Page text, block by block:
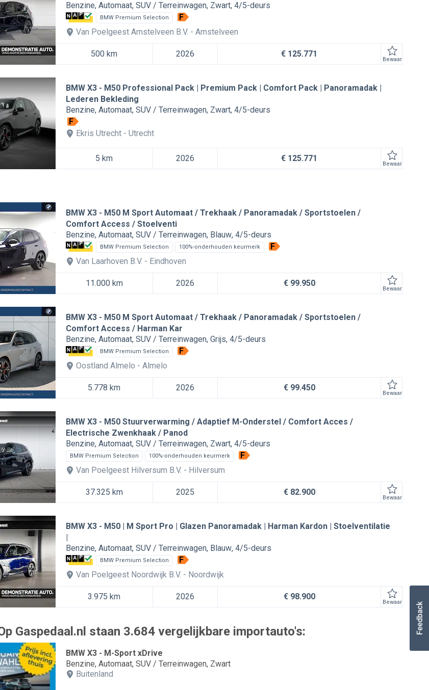
Benzine Automaat SUV / Terreinwagen Zwart 4/5-deurs
BMW Premium Selection
F
Van Poelgeest Amstelveen B.V.
Amstelveen
500 km 2026 € 125.771
Bewaar
BMW X3
M50 Professional Pack | Premium Pack | Comfort Pack | Panoramadak |
Lederen Bekleding
Benzine Automaat SUV / Terreinwagen Zwart 4/5-deurs
F
Ekris Utrecht
Utrecht
5 km 2026 € 125.771
Bewaar
BMW X3
M50 M Sport Automaat / Trekhaak / Panoramadak / Sportstoelen /
Comfort Access / Stoelventi
Benzine Automaat SUV / Terreinwagen Blauw 4/5-deurs
BMW Premium Selection 100%-onderhouden keurmerk
F
Van Laarhoven B.V.
Eindhoven
11.000 km 2026 € 99.950
Bewaar
BMW X3
M50 M Sport Automaat / Trekhaak / Panoramadak / Sportstoelen /
Comfort Access / Harman Kar
Benzine Automaat SUV / Terreinwagen Grijs 4/5-deurs
BMW Premium Selection
F
Oostland Almelo
Almelo
5.778 km 2026 € 99.450
Bewaar
BMW X3
M50 Stuurverwarming / Adaptief M-Onderstel / Comfort Acces /
Electrische Zwenkhaak / Panod
Benzine Automaat SUV / Terreinwagen Zwart 4/5-deurs
BMW Premium Selection 100%-onderhouden keurmerk
F
Van Poelgeest Hilversum B.V.
Hilversum
37.325 km 2025 € 82.900
Bewaar
BMW X3
M50 | M Sport Pro | Glazen Panoramadak | Harman Kardon | Stoelventilatie
|
Benzine Automaat SUV / Terreinwagen Blauw 4/5-deurs
BMW Premium Selection
F
Van Poelgeest Noordwijk B.V.
Noordwijk
3.975 km 2026 € 98.900
Bewaar
Gaspedaal.nl staan 3.684 vergelijkbare importauto's:
BMW X3 - M-Sport xDrive
Benzine Automaat SUV / Terreinwagen Zwart
Buitenland